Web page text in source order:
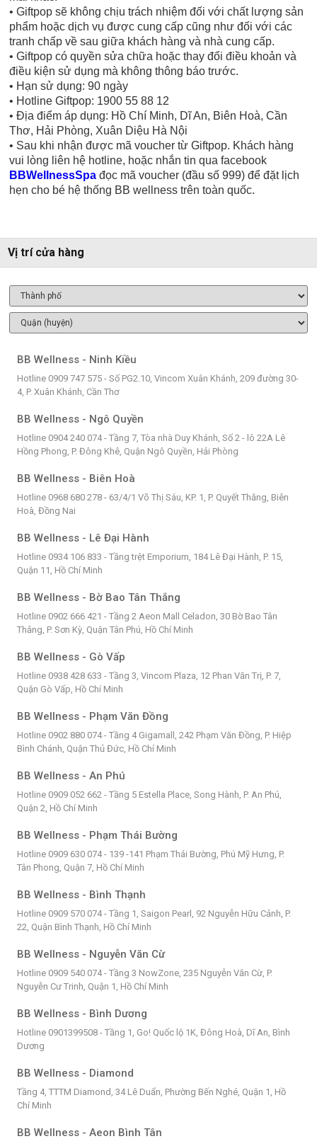
• Giftpop sẽ không chịu trách nhiệm đối với chất lượng sản
phẩm hoặc dịch vụ được cung cấp cũng như đối với các
tranh chấp về sau giữa khách hàng và nhà cung cấp.
• Giftpop có quyền sửa chữa hoặc thay đổi điều khoản và
điều kiện sử dụng mà không thông báo trước.
• Hạn sử dụng: 90 ngày
• Hotline Giftpop: 1900 55 88 12
• Địa điểm áp dụng: Hồ Chí Minh, Dĩ An, Biên Hoà, Cần
Thơ, Hải Phòng, Xuân Diệu Hà Nội
• Sau khi nhận được mã voucher từ Giftpop. Khách hàng
vui lòng liên hệ hotline, hoặc nhắn tin qua facebook
BBWellnessSpa đọc mã voucher (đầu số 999) để đặt lịch
hẹn cho bé hệ thống BB wellness trên toàn quốc.
Vị trí cửa hàng
BB Wellness - Ninh Kiều
Hotline 0909 747 575 - Số PG2.10, Vincom Xuân Khánh, 209 đường 30-
4, P. Xuân Khánh, Cần Thơ
BB Wellness - Ngô Quyền
Hotline 0904 240 074 - Tầng 7, Tòa nhà Duy Khánh, Số 2 - lô 22A Lê
Hồng Phong, P. Đông Khê, Quận Ngô Quyền, Hải Phòng
BB Wellness - Biên Hoà
Hotline 0968 680 278 - 63/4/1 Võ Thị Sáu, KP. 1, P. Quyết Thắng, Biên
Hoà, Đồng Nai
BB Wellness - Lê Đại Hành
Hotline 0934 106 833 - Tầng trệt Emporium, 184 Lê Đại Hành, P. 15,
Quận 11, Hồ Chí Minh
BB Wellness - Bờ Bao Tân Thắng
Hotline 0902 666 421 - Tầng 2 Aeon Mall Celadon, 30 Bờ Bao Tân
Thắng, P. Sơn Kỳ, Quận Tân Phú, Hồ Chí Minh
BB Wellness - Gò Vấp
Hotline 0938 428 633 - Tầng 3, Vincom Plaza, 12 Phan Văn Trị, P. 7,
Quận Gò Vấp, Hồ Chí Minh
BB Wellness - Phạm Văn Đồng
Hotline 0902 880 074 - Tầng 4 Gigamall, 242 Phạm Văn Đồng, P. Hiệp
Bình Chánh, Quận Thủ Đức, Hồ Chí Minh
BB Wellness - An Phú
Hotline 0909 052 662 - Tầng 5 Estella Place, Song Hành, P. An Phú,
Quận 2, Hồ Chí Minh
BB Wellness - Phạm Thái Bường
Hotline 0909 630 074 - 139 -141 Phạm Thái Bường, Phú Mỹ Hưng, P.
Tân Phong, Quận 7, Hồ Chí Minh
BB Wellness - Bình Thạnh
Hotline 0909 570 074 - Tầng 1, Saigon Pearl, 92 Nguyễn Hữu Cảnh, P.
22, Quận Bình Thạnh, Hồ Chí Minh
BB Wellness - Nguyễn Văn Cừ
Hotline 0909 540 074 - Tầng 3 NowZone, 235 Nguyễn Văn Cừ, P.
Nguyễn Cư Trinh, Quận 1, Hồ Chí Minh
BB Wellness - Bình Dương
Hotline 0901399508 - Tầng 1, Go! Quốc lộ 1K, Đông Hoà, Dĩ An, Bình
Dương
BB Wellness - Diamond
Tầng 4, TTTM Diamond, 34 Lê Duẩn, Phường Bến Nghé, Quận 1, Hồ
Chí Minh
BB Wellness - Aeon Bình Tân